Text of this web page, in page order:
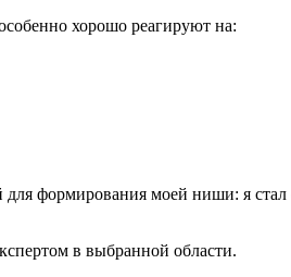
хорошо реагируют на:
формирования моей ниши: я
в выбранной области.